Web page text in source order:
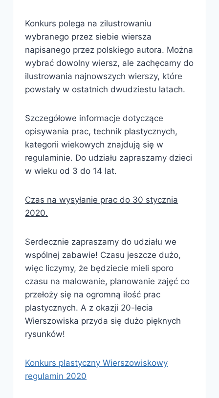
Konkurs polega na zilustrowaniu
wybranego przez siebie wiersza
napisanego przez polskiego autora. Można
wybrać dowolny wiersz, ale zachęcamy do
ilustrowania najnowszych wierszy, które
powstały w ostatnich dwudziestu latach.
Szczegółowe informacje dotyczące
opisywania prac, technik plastycznych,
kategorii wiekowych znajdują się w
regulaminie. Do udziału zapraszamy dzieci
w wieku od 3 do 14 lat.
Czas na wysyłanie prac do 30 stycznia
2020.
Serdecznie zapraszamy do udziału we
wspólnej zabawie! Czasu jeszcze dużo,
więc liczymy, że będziecie mieli sporo
czasu na malowanie, planowanie zajęć co
przełoży się na ogromną ilość prac
plastycznych. A z okazji 20-lecia
Wierszowiska przyda się dużo pięknych
rysunków!
Konkurs plastyczny Wierszowiskowy
regulamin 2020